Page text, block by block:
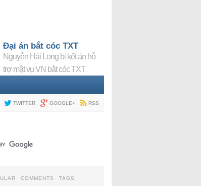
Đại án bắt cóc TXT
Nguyễn Hải Long bị kết án hỗ
trợ mật vụ VN bắt cóc TXT
TWITTER GOOGLE+ RSS
COMMENTS TAGS